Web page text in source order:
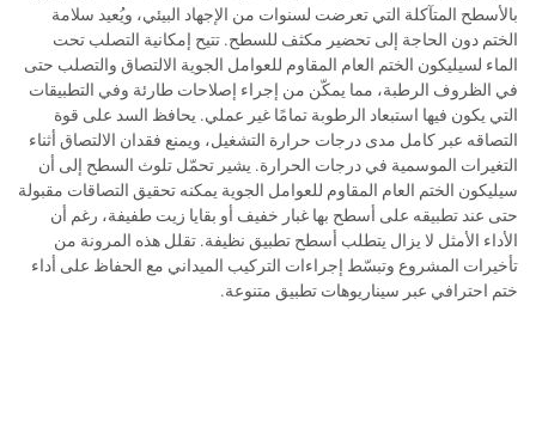
بالأسطح المتآكلة التي تعرضت لسنوات من الإجهاد البيئي، ويُعيد سلامة
الختم دون الحاجة إلى تحضير مكثف للسطح. تتيح إمكانية التصلب تحت
الماء لسيليكون الختم العام المقاوم للعوامل الجوية الالتصاق والتصلب حتى
في الظروف الرطبة، مما يمكّن من إجراء إصلاحات طارئة وفي التطبيقات
التي يكون فيها استبعاد الرطوبة تمامًا غير عملي. يحافظ السد على قوة
التصاقه عبر كامل مدى درجات حرارة التشغيل، ويمنع فقدان الالتصاق أثناء
التغيرات الموسمية في درجات الحرارة. يشير تحمّل تلوث السطح إلى أن
سيليكون الختم العام المقاوم للعوامل الجوية يمكنه تحقيق التصاقات مقبولة
حتى عند تطبيقه على أسطح بها غبار خفيف أو بقايا زيت طفيفة، رغم أن
الأداء الأمثل لا يزال يتطلب أسطح تطبيق نظيفة. تقلل هذه المرونة من
تأخيرات المشروع وتبسّط إجراءات التركيب الميداني مع الحفاظ على أداء
ختم احترافي عبر سيناريوهات تطبيق متنوعة.